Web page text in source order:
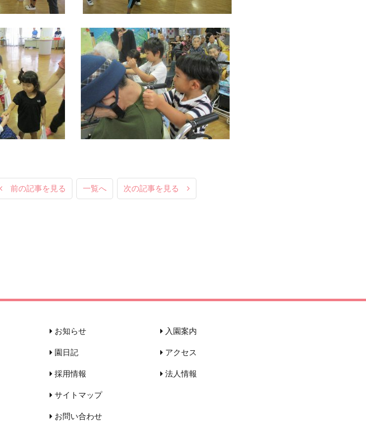
前の記事を見る 一覧へ 次の記事を見る
お知らせ
園日記
採用情報
サイトマップ
お問い合わせ
入園案内
アクセス
法人情報